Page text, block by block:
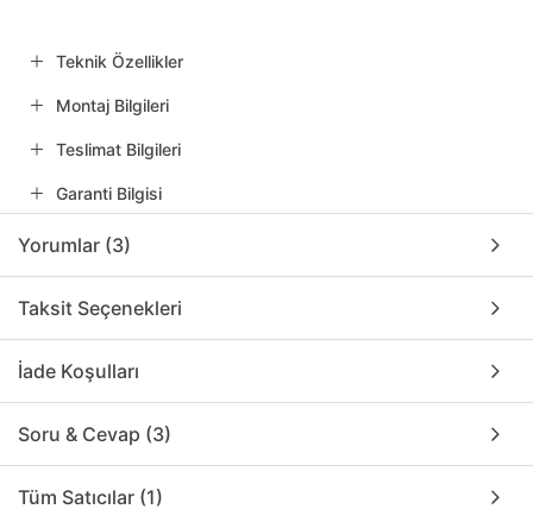
Teknik Özellikler
Montaj Bilgileri
Teslimat Bilgileri
Garanti Bilgisi
Yorumlar (3)
Taksit Seçenekleri
İade Koşulları
Soru & Cevap (3)
Tüm Satıcılar (1)